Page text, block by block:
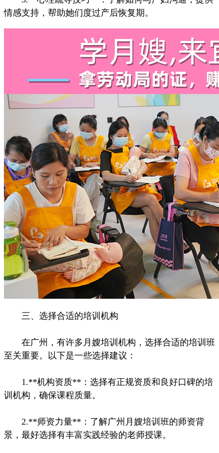
情感支持，帮助她们度过产后恢复期。
三、选择合适的培训机构
在广州，有许多月嫂培训机构，选择合适的培训班
至关重要。以下是一些选择建议：
1.**机构资质**：选择有正规资质和良好口碑的培
训机构，确保课程质量。
2.**师资力量**：了解广州月嫂培训班的师资背
景，最好选择有丰富实践经验的老师授课。